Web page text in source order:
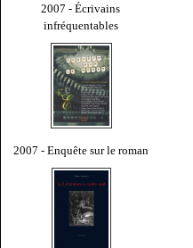
2007 - Écrivains
infréquentables
2007 - Enquête sur le roman